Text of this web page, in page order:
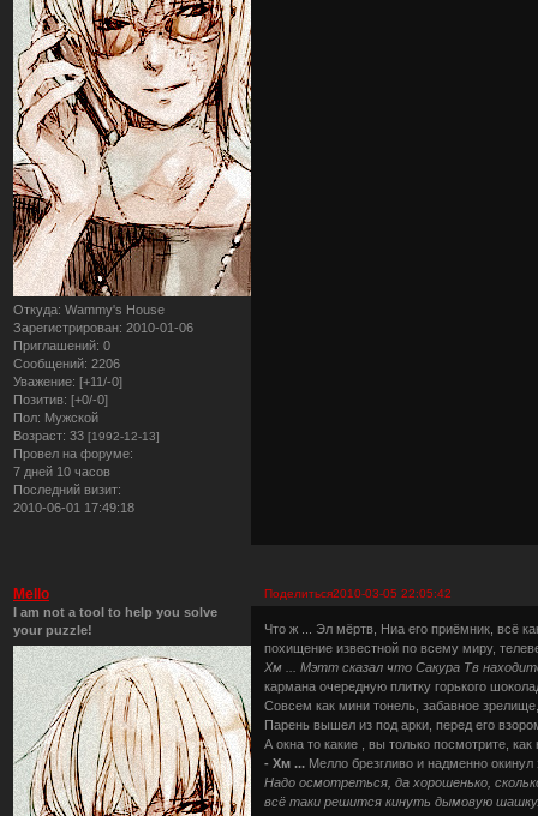
Откуда: Wammy's House
Зарегистрирован: 2010-01-06
Приглашений: 0
Сообщений: 2206
Уважение: [+11/-0]
Позитив: [+0/-0]
Пол: Мужской
Возраст: 33 [1992-12-13]
Провел на форуме:
7 дней 10 часов
Последний визит:
2010-06-01 17:49:18
Поделиться2010-03-05 22:05:42
Mello
I am not a tool to help you solve
your puzzle!
Что ж ... Эл мёртв, Ниа его приёмник, всё
похищение известной по всему миру,
Хм ... Мэтт сказал что Сакура Тв
кармана очередную плитку горького
Совсем как мини тонель, забавное
Парень вышел из под арки, перед его
А окна то какие , вы только посмотрите,
- Хм ... Мелло брезгливо и надменно
Надо осмотреться, да хорошенько,
всё таки решится кинуть дымовую